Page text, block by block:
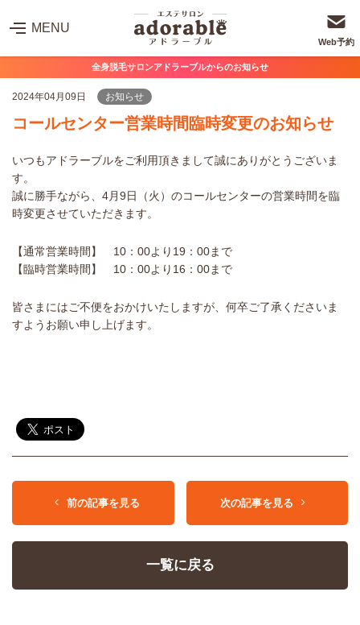
全身脱毛サロンアドラーブルからのお知らせ
MENU
Web予約
2024年04月09日 お知らせ
コールセンター営業時間臨時変更のお知らせ
いつもアドラーブルをご利用頂きまして誠にありがとうございま
す。
誠に勝手ながら、4月9日（火）のコールセンターの営業時間を臨
時変更させていただきます。
【通常営業時間】 10：00より19：00まで
【臨時営業時間】 10：00より16：00まで
皆さまにはご不便をおかけいたしますが、何卒ご了承くださいま
すようお願い申し上げます。
前の記事を見る 次の記事を見る
一覧に戻る